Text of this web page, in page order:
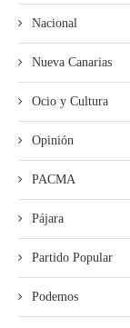
Nacional
Nueva Canarias
Ocio y Cultura
Opinión
PACMA
Pájara
Partido Popular
Podemos